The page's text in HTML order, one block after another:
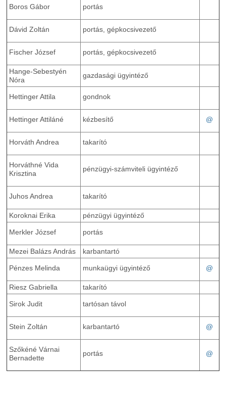
Boros Gábor portás
Dávid Zoltán portás, gépkocsivezető
Fischer József portás, gépkocsivezető
Hange-Sebestyén
Nóra
gazdasági ügyintéző
Hettinger Attila gondnok
Hettinger Attiláné kézbesítő @
Horváth Andrea takarító
Horváthné Vida
Krisztina
pénzügyi-számviteli ügyintéző
Juhos Andrea takarító
Koroknai Erika pénzügyi ügyintéző
Merkler József portás
Mezei Balázs András karbantartó
Pénzes Melinda munkaügyi ügyintéző @
Riesz Gabriella takarító
Sirok Judit tartósan távol
Stein Zoltán karbantartó @
Szőkéné Várnai
Bernadette
portás @